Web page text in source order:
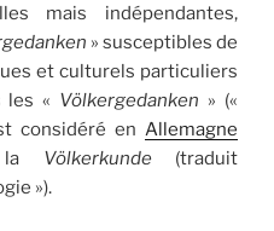
mais indépendantes,
» susceptibles de
et culturels particuliers
les « Völkergedanken » («
considéré en Allemagne
la Völkerkunde(traduit
»).